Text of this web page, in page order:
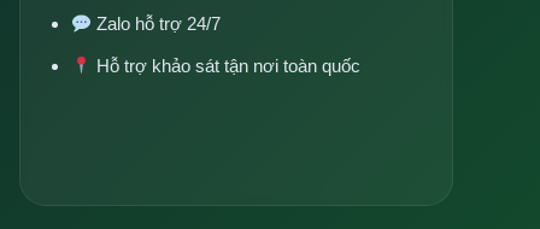
Zalo hỗ trợ 24/7
Hỗ trợ khảo sát tận nơi toàn quốc